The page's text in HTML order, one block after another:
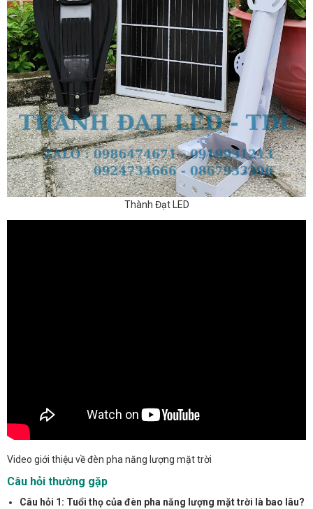
Thành Đạt LED
Video giới thiệu về đèn pha năng lượng mặt trời
Câu hỏi thường gặp
Câu hỏi 1: Tuổi thọ của đèn pha năng lượng mặt trời là bao lâu?